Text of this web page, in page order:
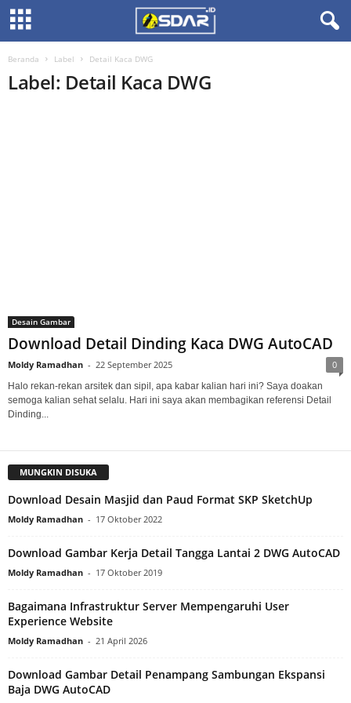
Beranda Label Detail Kaca DWG
Label: Detail Kaca DWG
Desain Gambar
Download Detail Dinding Kaca DWG AutoCAD
Moldy Ramadhan - 22 September 2025 0
Halo rekan-rekan arsitek dan sipil, apa kabar kalian hari ini? Saya doakan
semoga kalian sehat selalu. Hari ini saya akan membagikan referensi Detail
Dinding...
MUNGKIN DISUKA
Download Desain Masjid dan Paud Format SKP SketchUp
Moldy Ramadhan - 17 Oktober 2022
Download Gambar Kerja Detail Tangga Lantai 2 DWG AutoCAD
Moldy Ramadhan - 17 Oktober 2019
Bagaimana Infrastruktur Server Mempengaruhi User
Experience Website
Moldy Ramadhan - 21 April 2026
Download Gambar Detail Penampang Sambungan Ekspansi
Baja DWG AutoCAD